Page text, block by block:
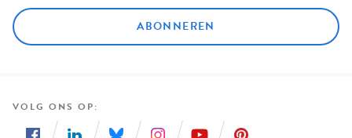
ABONNEREN
VOLG ONS OP